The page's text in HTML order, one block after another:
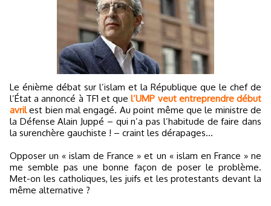
Le énième débat sur l’islam et la République que le chef de
l’État a annoncé à TF1 et quel’UMP veut entreprendre début
avrilest bien mal engagé. Au point même que le ministre de
la Défense Alain Juppé – qui n’a pas l’habitude de faire dans
la surenchère gauchiste ! – craint les dérapages…
Opposer un « islam de France » et un « islam en France » ne
me semble pas une bonne façon de poser le problème.
Met-on les catholiques, les juifs et les protestants devant la
même alternative ?